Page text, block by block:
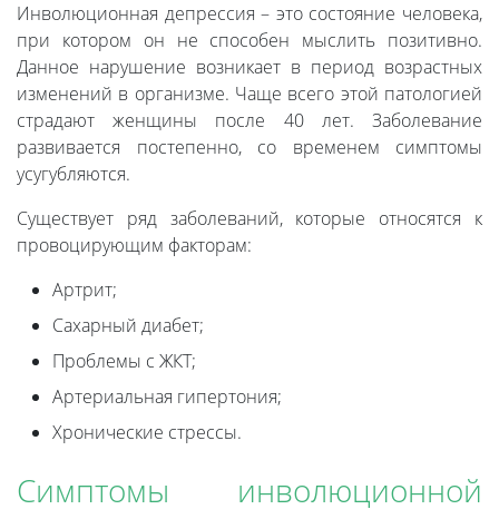
Инволюционная депрессия – это состояние человека,
при котором он не способен мыслить позитивно.
Данное нарушение возникает в период возрастных
изменений в организме. Чаще всего этой патологией
страдают женщины после 40 лет. Заболевание
развивается постепенно, со временем симптомы
усугубляются.
Существует ряд заболеваний, которые относятся к
провоцирующим факторам:
Артрит;
Сахарный диабет;
Проблемы с ЖКТ;
Артериальная гипертония;
Хронические стрессы.
Симптомы инволюционной